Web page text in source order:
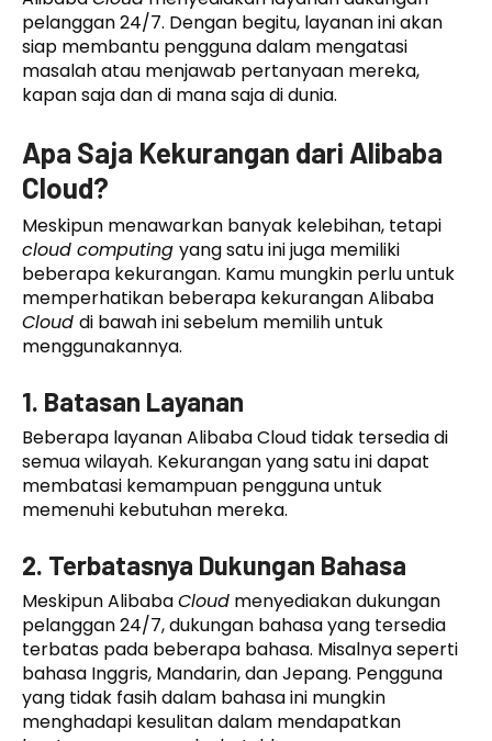
pelanggan 24/7. Dengan begitu, layanan ini akan
siap membantu pengguna dalam mengatasi
masalah atau menjawab pertanyaan mereka,
kapan saja dan di mana saja di dunia.
Apa Saja Kekurangan dari Alibaba
Cloud?
Meskipun menawarkan banyak kelebihan, tetapi
cloud computing yang satu ini juga memiliki
beberapa kekurangan. Kamu mungkin perlu untuk
memperhatikan beberapa kekurangan Alibaba
Cloud di bawah ini sebelum memilih untuk
menggunakannya.
1. Batasan Layanan
Beberapa layanan Alibaba Cloud tidak tersedia di
semua wilayah. Kekurangan yang satu ini dapat
membatasi kemampuan pengguna untuk
memenuhi kebutuhan mereka.
2. Terbatasnya Dukungan Bahasa
Meskipun AlibabaCloud menyediakan dukungan
pelanggan 24/7, dukungan bahasa yang tersedia
terbatas pada beberapa bahasa. Misalnya seperti
bahasa Inggris, Mandarin, dan Jepang. Pengguna
yang tidak fasih dalam bahasa ini mungkin
menghadapi kesulitan dalam mendapatkan